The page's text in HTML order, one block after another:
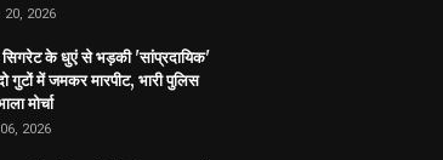
2026
सिगरेट के धुएं से भड़की 'सांप्रदायिक'
गुटों में जमकर मारपीट, भारी पुलिस
मोर्चा
2026